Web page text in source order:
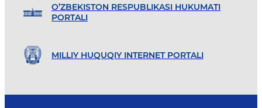
O’ZBEKISTON RESPUBLIKASI HUKUMATI
PORTALI
MILLIY HUQUQIY INTERNET PORTALI